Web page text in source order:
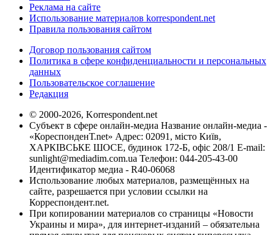
Реклама на сайте
Использование материалов korrespondent.net
Правила пользования сайтом
Договор пользования сайтом
Политика в сфере конфиденциальности и персональных
данных
Пользовательское соглашение
Редакция
© 2000-2026, Korrespondent.net
Субъект в сфере онлайн-медиа Название онлайн-медиа -
«КореспонденТ.net» Адрес: 02091, місто Київ,
ХАРКІВСЬКЕ ШОСЕ, будинок 172-Б, офіс 208/1 E-mail:
sunlight@mediadim.com.ua Телефон: 044-205-43-00
Идентификатор медиа - R40-06068
Использование любых материалов, размещённых на
сайте, разрешается при условии ссылки на
Корреспондент.net.
При копировании материалов со страницы «Новости
Украины и мира», для интернет-изданий – обязательна